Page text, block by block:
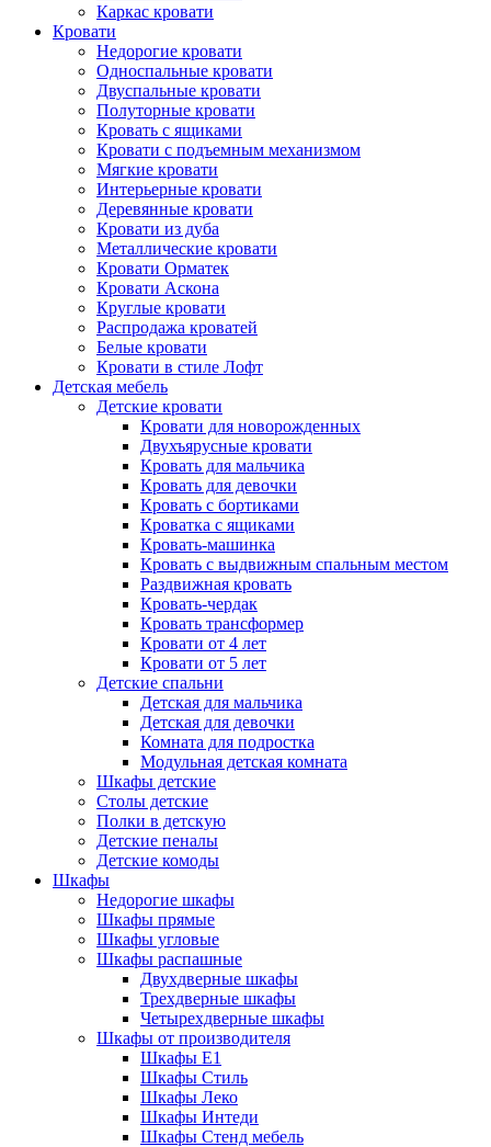
Каркас кровати
Кровати
Недорогие кровати
Односпальные кровати
Двуспальные кровати
Полуторные кровати
Кровать с ящиками
Кровати с подъемным механизмом
Мягкие кровати
Интерьерные кровати
Деревянные кровати
Кровати из дуба
Металлические кровати
Кровати Орматек
Кровати Аскона
Круглые кровати
Распродажа кроватей
Белые кровати
Кровати в стиле Лофт
Детская мебель
Детские кровати
Кровати для новорожденных
Двухъярусные кровати
Кровать для мальчика
Кровать для девочки
Кровать с бортиками
Кроватка с ящиками
Кровать-машинка
Кровать с выдвижным спальным местом
Раздвижная кровать
Кровать-чердак
Кровать трансформер
Кровати от 4 лет
Кровати от 5 лет
Детские спальни
Детская для мальчика
Детская для девочки
Комната для подростка
Модульная детская комната
Шкафы детские
Столы детские
Полки в детскую
Детские пеналы
Детские комоды
Шкафы
Недорогие шкафы
Шкафы прямые
Шкафы угловые
Шкафы распашные
Двухдверные шкафы
Трехдверные шкафы
Четырехдверные шкафы
Шкафы от производителя
Шкафы E1
Шкафы Стиль
Шкафы Леко
Шкафы Интеди
Шкафы Стенд мебель